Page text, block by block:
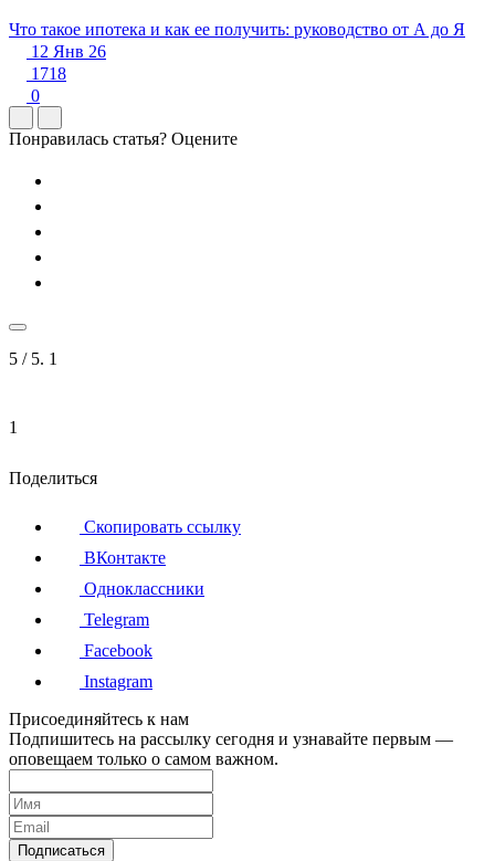
Что такое ипотека и как ее получить: руководство от А до Я
12 Янв 26
1718
0
Понравилась статья? Оцените
5 / 5. 1
1
Поделиться
Скопировать ссылку
ВКонтакте
Одноклассники
Telegram
Facebook
Instagram
Присоединяйтесь к нам
Подпишитесь на рассылку сегодня и узнавайте первым —
оповещаем только о самом важном.
Подписаться